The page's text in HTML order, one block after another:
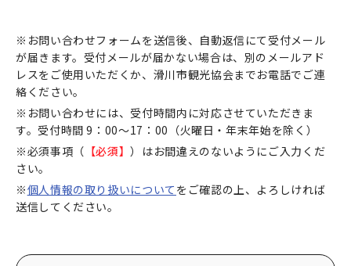
レンタサイクル 滑川から○○へ！サイク
リングコース
宿場町を歩こう！なめり
かわ宿場回廊
HOME
お知らせ
※お問い合わせフォームを送信後、自動返信にて受付メール
が届きます。受付メールが届かない場合は、別のメールアド
レスをご使用いただくか、滑川市観光協会までお電話でご連
絡ください。
※お問い合わせには、受付時間内に対応させていただきま
す。受付時間 9：00～17：00（火曜日・年末年始を除く）
※必須事項（ 【必須】）はお間違えのないようにご入力くだ
さい。
※個人情報の取り扱いについて をご確認の上、よろしければ
送信してください。